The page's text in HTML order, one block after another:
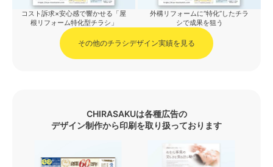
コスト訴求×安心感で響かせる「屋
根リフォーム特化型チラシ」
外構リフォームに“特化”したチラ
シで成果を狙う
その他のチラシデザイン実績を見る
CHIRASAKUは各種広告の
デザイン制作から印刷を取り扱っております